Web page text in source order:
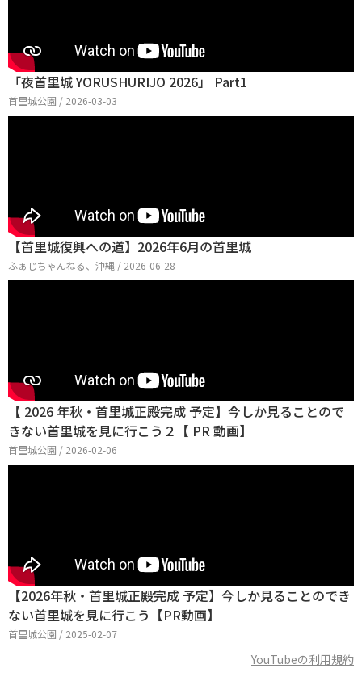
「夜首里城 YORUSHURIJO 2026」 Part1
首里城公園 / 2026-03-03
【首里城復興への道】2026年6月の首里城
ふぁじちゃんねる、沖縄 / 2026-06-28
【 2026 年秋・首里城正殿完成 予定】今しか見ることので
きない首里城を見に行こう２【 PR 動画】
首里城公園 / 2026-02-06
【2026年秋・首里城正殿完成 予定】今しか見ることのでき
ない首里城を見に行こう【PR動画】
首里城公園 / 2025-02-07
YouTubeの利用規約